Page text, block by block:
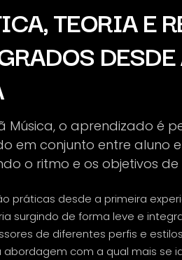
TEORIA E
Música, o aprendizado é
em conjunto entre aluno
o ritmo e os objetivos
práticas desde a primeira
surgindo de forma leve e
de diferentes perfis e
abordagem com a qual mais se